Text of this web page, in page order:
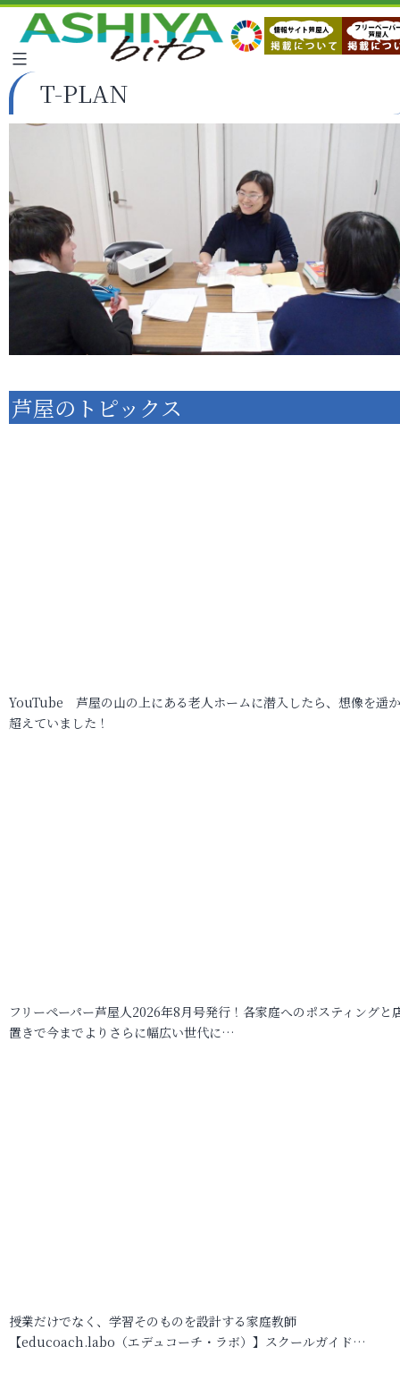
T-PLAN
芦屋のトピックス
YouTube 芦屋の山の上にある老人ホームに潜入したら、想像を遥
超えていました！
フリーペーパー芦屋人2026年8月号発行！各家庭へのポスティングと
置きで今までよりさらに幅広い世代に…
授業だけでなく、学習そのものを設計する家庭教師
【educoach.labo（エデュコーチ・ラボ）】スクールガイド…